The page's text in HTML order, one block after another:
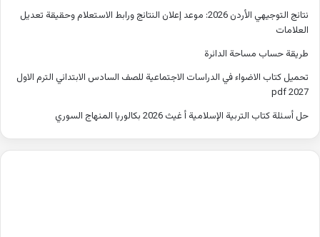
نتائج التوجيهي الأردن 2026: موعد إعلان النتائج ورابط الاستعلام وحقيقة تعديل
العلامات
طريقة حساب مساحة الدائرة
تحميل كتاب الاضواء في الدراسات الاجتماعية للصف السادس الابتدائي الترم الاول
2027 pdf
حل أسئلة كتاب التربية الإسلامية أ غيث 2026 بكالوريا المنهاج السوري